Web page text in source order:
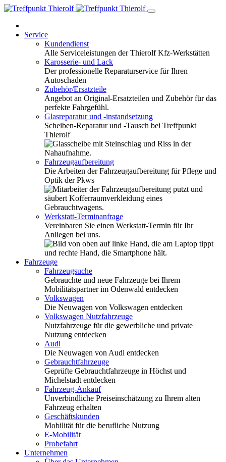
Service
Kundendienst
Alle Serviceleistungen der Thierolf Kfz-Werkstätten
Karosserie- und Lack
Der professionelle Reparaturservice für Ihren
Autoschaden
Zubehör/Ersatzteile
Angebot an Original-Ersatzteilen und Zubehör für das
perfekte Fahrgefühl.
Glasreparatur und -instandsetzung
Scheiben-Reparatur und -Tausch bei Treffpunkt
Thierolf
Fahrzeugaufbereitung
Die Arbeiten der Fahrzeugaufbereitung für Pflege und
Optik der Pkws
Werkstatt-Terminanfrage
Vereinbaren Sie einen Werkstatt-Termin für Ihr
Anliegen bei uns.
Fahrzeuge
Fahrzeugsuche
Gebrauchte und neue Fahrzeuge bei Ihrem
Mobilitätspartner im Odenwald entdecken
Volkswagen
Die Neuwagen von Volkswagen entdecken
Volkswagen Nutzfahrzeuge
Nutzfahrzeuge für die gewerbliche und private
Nutzung entdecken
Audi
Die Neuwagen von Audi entdecken
Gebrauchtfahrzeuge
Geprüfte Gebrauchtfahrzeuge in Höchst und
Michelstadt entdecken
Fahrzeug-Ankauf
Unverbindliche Preiseinschätzung zu Ihrem alten
Fahrzeug erhalten
Geschäftskunden
Mobilität für die berufliche Nutzung
E-Mobilität
Probefahrt
Unternehmen